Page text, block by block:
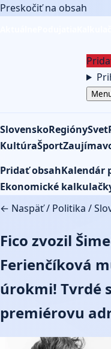
Preskočiť na obsah
SlovenskoRegiónySvet
KultúraŠport
Pridať obsahKalendár
Ekonomické
← Naspäť/ Politika /
Fico zvozil
Ferienčíková
úrokmi! Tvrdé
premiérovu